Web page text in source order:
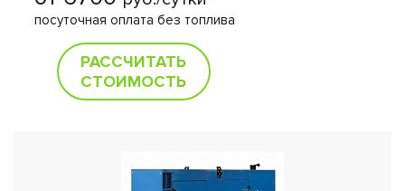
посуточная оплата без топлива
РАССЧИТАТЬ
СТОИМОСТЬ